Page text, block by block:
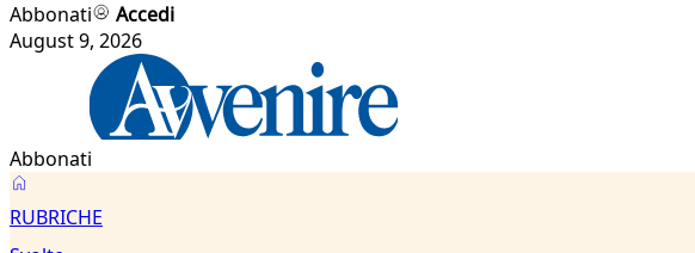
Abbonati
Accedi
August 9, 2026
Abbonati
RUBRICHE